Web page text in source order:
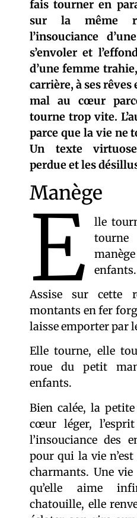
fais tourner en
sur la même
l’insouciance
s’envoler et
d’une femme
carrière, à ses rêves
mal au cœur
tourne trop vite.
parce que la vie ne
Un texte
perdue et les
Manège
E
lle
enfants.
Assise sur cette
montants en fer
laisse emporter par
Elle tourne, elle
roue du petit
enfants.
Bien calée, la
cœur léger,
l’insouciance des
pour qui la vie
charmants. Une
qu’elle aime
chatouille, elle